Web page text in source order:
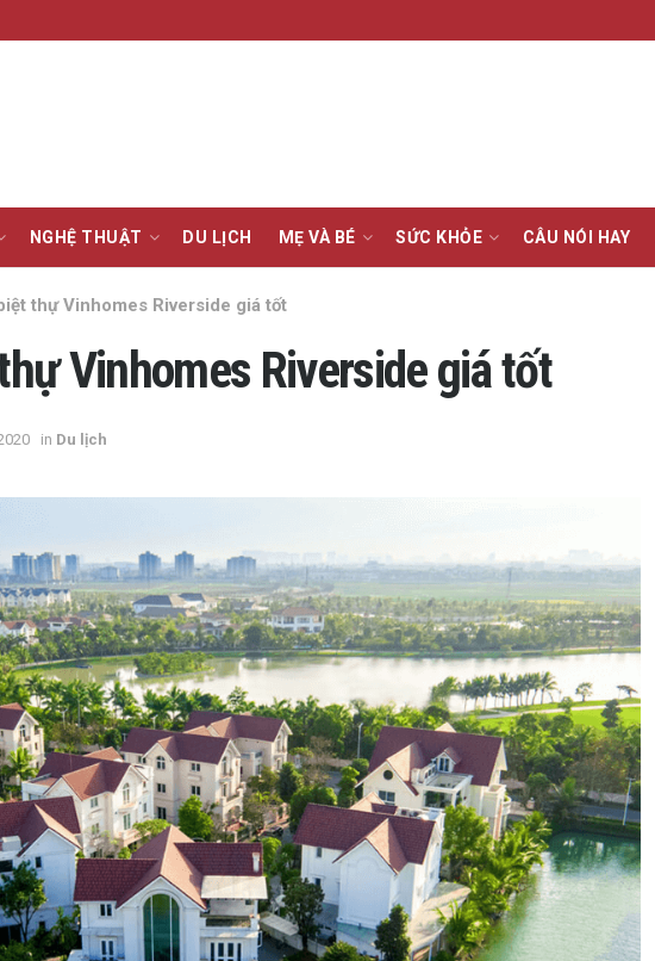
NGHỆ THUẬT DU LỊCH MẸ VÀ BÉ SỨC KHỎE CÂU NÓI HAY
thự Vinhomes Riverside giá tốt
Vinhomes Riverside giá tốt
in Du lịch